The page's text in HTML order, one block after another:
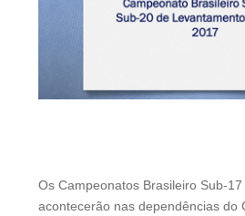
Os Campeonatos Brasileiro Sub-
acontecerão nas dependências do